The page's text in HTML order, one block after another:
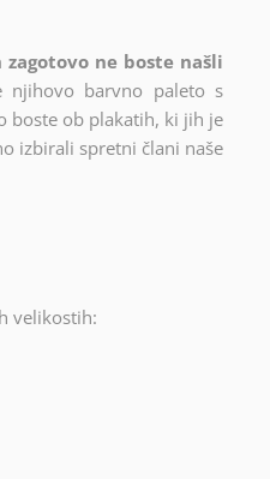
ne boste našli
njihovo barvno paleto s
boste ob plakatih, ki jih je
izbirali spretni člani naše
velikostih: